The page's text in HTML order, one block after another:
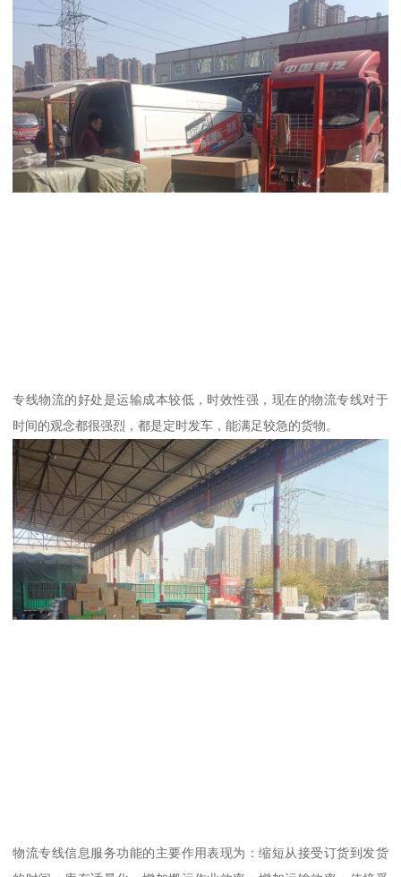
专线物流的好处是运输成本较低，时效性强，现在的物流专线对于
时间的观念都很强烈，都是定时发车，能满足较急的货物。
物流专线信息服务功能的主要作用表现为：缩短从接受订货到发货